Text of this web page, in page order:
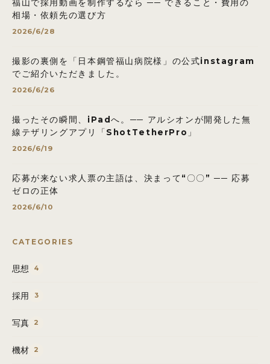
福山で採用動画を制作するなら ── できること・費用の
相場・依頼先の選び方
2026/6/28
撮影の裏側を「日本鋼管福山病院様」の公式instagram
でご紹介いただきました。
2026/6/26
撮ったその瞬間、iPadへ。── アルシオンが開発した無
線テザリングアプリ「ShotTetherPro」
2026/6/19
応募が来ない求人票の主語は、決まって“〇〇” ── 応募
ゼロの正体
2026/6/10
CATEGORIES
思想 4
採用 3
写真 2
機材 2